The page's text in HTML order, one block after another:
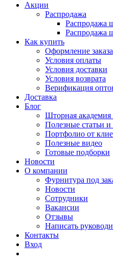
Акции
Распродажа
Распродажа
Распродажа
Как купить
Оформление заказа
Условия оплаты
Условия доставки
Условия возврата
Верификация
Доставка
Блог
Шторная академия
Полезные статьи и
Портфолио от
Полезные видео
Готовые подборки
Новости
О компании
Фурнитура под
Новости
Сотрудники
Вакансии
Отзывы
Написать
Контакты
Вход